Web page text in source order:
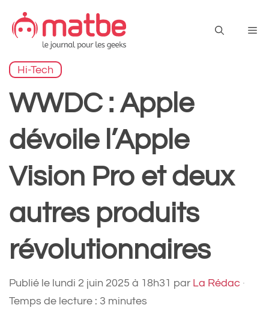
contenu
Hi-Tech
WWDC : Apple
dévoile l’Apple
Vision Pro et deux
autres produits
révolutionnaires
Publié le lundi 2 juin 2025 à 18h31 par La Rédac ·
Temps de lecture : 3 minutes